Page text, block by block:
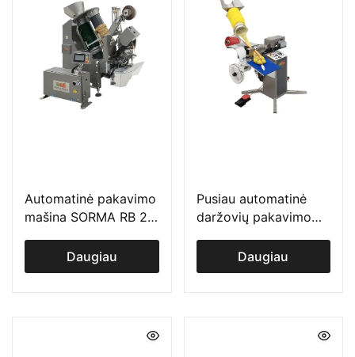
Automatinė pakavimo
mašina SORMA RB 2-
Daugiau
Pusiau automatinė
daržovių pakavimo
Daugiau